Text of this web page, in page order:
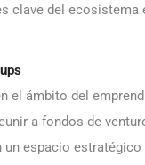
clave del ecosistema
el ámbito del
a fondos de
espacio